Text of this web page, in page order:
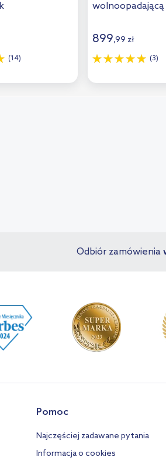
(14)
wolnoopadającą
wirowe biały
899,99 zł
(3)
Odbiór zamówienia
Pomoc
Najczęściej zadawane pytania
Informacja o cookies